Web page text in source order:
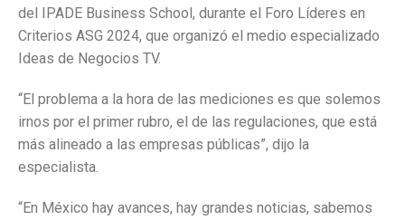
del IPADE Business School, durante el Foro Líderes en
Criterios ASG 2024, que organizó el medio especializado
Ideas de Negocios TV.
“El problema a la hora de las mediciones es que solemos
irnos por el primer rubro, el de las regulaciones, que está
más alineado a las empresas públicas”, dijo la
especialista.
“En México hay avances, hay grandes noticias, sabemos